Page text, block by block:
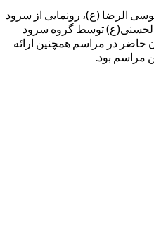
الرضا (ع)، رونمایی از سرود
الحسنی(ع) توسط گروه سرود
حاضر در مراسم همچنین ارائه
مراسم بود.